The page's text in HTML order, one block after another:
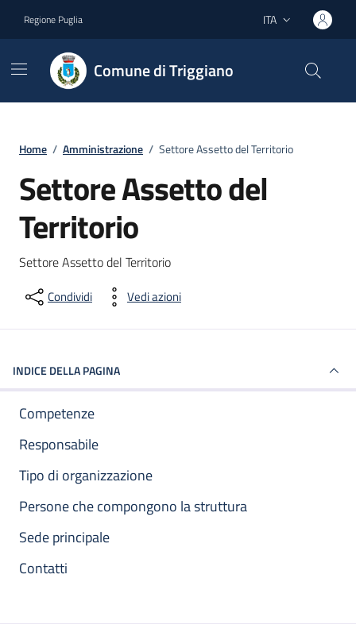
Regione Puglia Lingua attiva:
ITA
Comune di Triggiano
Home / Amministrazione / Settore Assetto del Territorio
Settore Assetto del
Territorio
Settore Assetto del Territorio
Condividi Vedi azioni
INDICE DELLA PAGINA
Competenze
Responsabile
Tipo di organizzazione
Persone che compongono la struttura
Sede principale
Contatti